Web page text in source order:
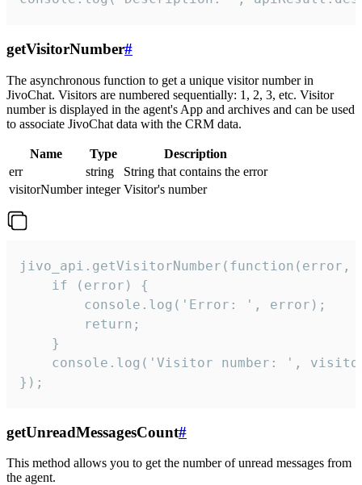
getVisitorNumber#
The asynchronous function to get a unique visitor number in
JivoChat. Visitors are numbered sequentially: 1, 2, 3, etc. Visitor
number is displayed in the agent's App and archives and can be used
to associate JivoChat data with the CRM data.
Name Type
Description
err
string
String that contains the error
visitorNumber integer Visitor's number
jivo_api.getVisitorNumber(function(error,
    if (error) {
        console.log('Error: ', error);
        return;
    }
console.log('Visitor number: ',
});
getUnreadMessagesCount#
This method allows you to get the number of unread messages from
the agent.